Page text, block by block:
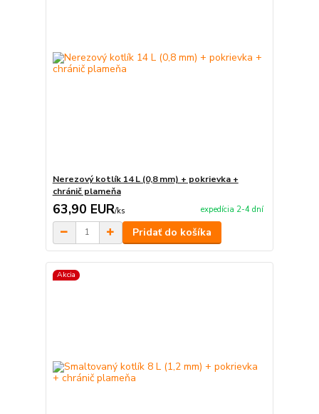
Nerezový kotlík 14 L (0,8 mm) + pokrievka +
chránič plameňa
63,90 EUR/ks expedícia 2-4 dní
Pridať do košíka
Akcia